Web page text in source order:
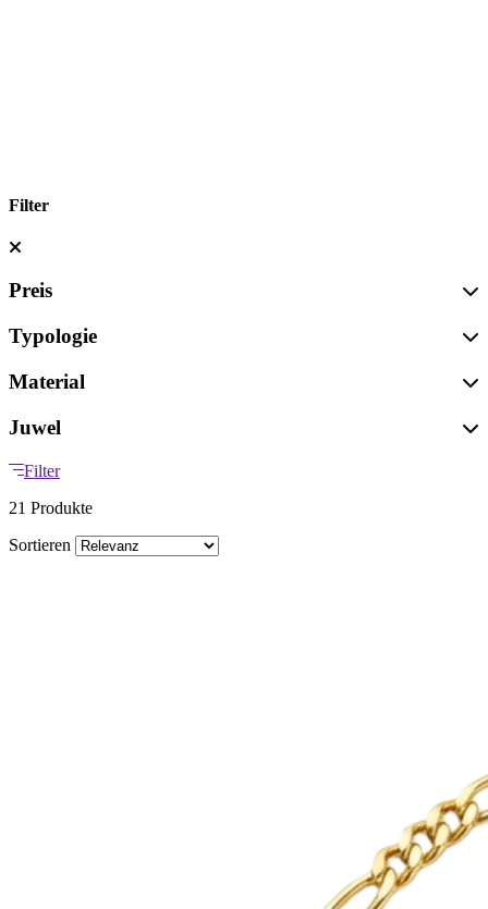
Filter
Preis
Typologie
Material
Juwel
Filter
21 Produkte
Sortieren